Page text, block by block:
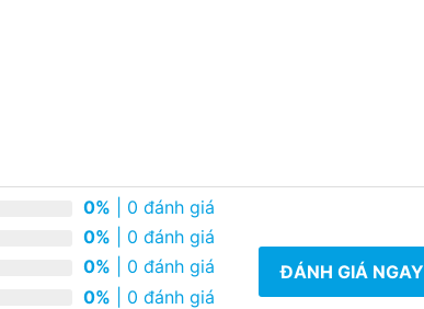
0% | 0 đánh giá
0% | 0 đánh giá
0% | 0 đánh giá
0% | 0 đánh giá
ĐÁNH GIÁ NGAY